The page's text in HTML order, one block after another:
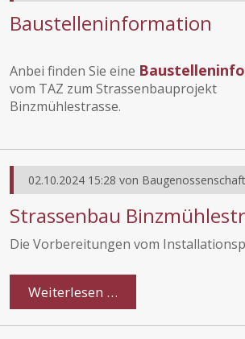
Baustelleninformation
Anbei finden Sie eine
vom TAZ zum Strassenbauprojekt
Binzmühlestrasse.
02.10.2024 15:28 von
Strassenbau
Die Vorbereitungen vom
Weiterlesen …